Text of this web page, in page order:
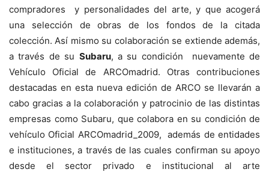
compradores y personalidades del arte, y que acogerá
una selección de obras de los fondos de la citada
colección. Así mismo su colaboración se extiende además,
a través de su Subaru, a su condición nuevamente de
Vehículo Oficial de ARCOmadrid. Otras contribuciones
destacadas en esta nueva edición de ARCO se llevarán a
cabo gracias a la colaboración y patrocinio de las distintas
empresas como Subaru, que colabora en su condición de
vehículo Oficial ARCOmadrid_2009, además de entidades
e instituciones, a través de las cuales confirman su apoyo
desde el sector privado e institucional al arte